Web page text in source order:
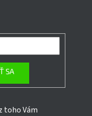
SA
toho Vám